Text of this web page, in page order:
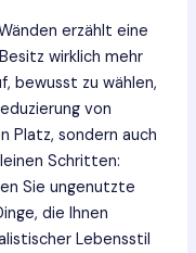
erzählt eine
wirklich mehr
bewusst zu wählen,
von
Platz, sondern auch
Schritten:
Sie ungenutzte
die Ihnen
Lebensstil